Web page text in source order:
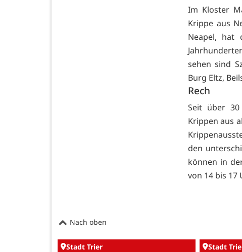
Im Kloster
Krippe aus
Neapel, hat
sehen sind
Burg Eltz,
Rech
Seit über 30
Krippen aus
den
können in
von 14 bis 17
Nach oben
Stadt Trier Stadt